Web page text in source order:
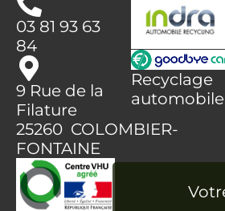
03 81 93 63
84
9 Rue de la
Filature
25260 COLOMBIER-
FONTAINE
Recyclage
automobile